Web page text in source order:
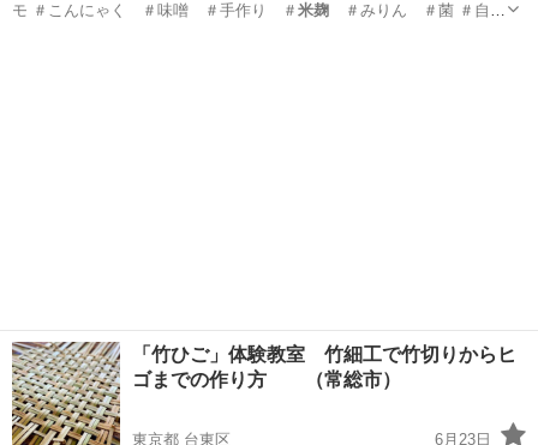
モ ＃こんにゃく ＃味噌 ＃手作り ＃ 米麹＃みりん ＃菌 ＃自然
「竹ひご」体験教室 竹細工で竹切りからヒ
ゴまでの作り方 （常総市）
東京都 台東区
6月23日